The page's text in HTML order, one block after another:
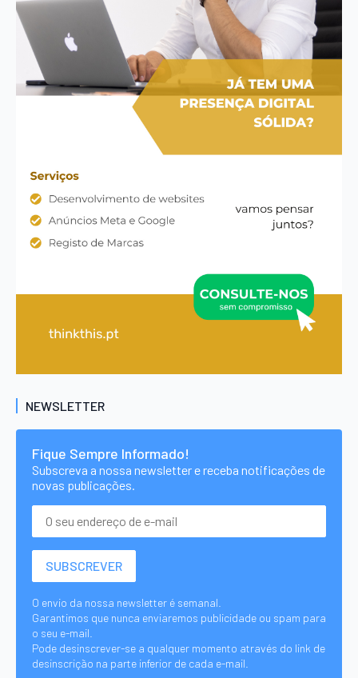
NEWSLETTER
Fique Sempre Informado!
Subscreva a nossa newsletter e receba notificações de
novas publicações.
O envio da nossa newsletter é semanal.
Garantimos que nunca enviaremos publicidade ou spam para
o seu e-mail.
Pode desinscrever-se a qualquer momento através do link de
desinscrição na parte inferior de cada e-mail.